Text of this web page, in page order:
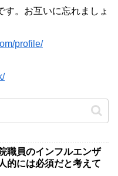
。お互いに忘れましょ
profile/
職員のインフルエンザ
的には必須だと考えて